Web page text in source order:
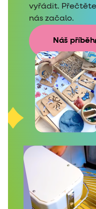
vyřádit.
nás začalo.
Náš příběh